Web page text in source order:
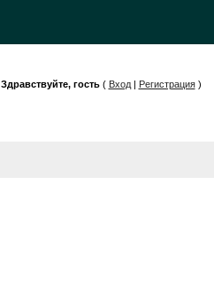
Здравствуйте, гость( Вход| Регистрация)